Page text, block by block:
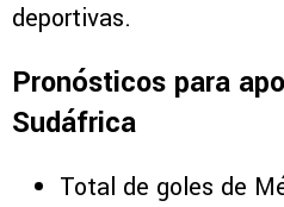
deportivas.
Pronósticos para
Sudáfrica
Total de goles de